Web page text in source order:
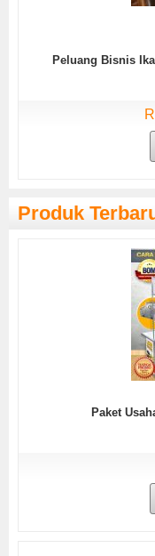
Peluang Bisnis
Produk
Paket